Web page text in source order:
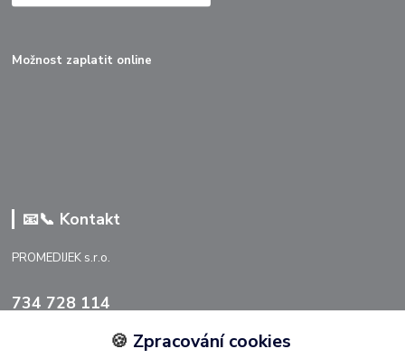
Možnost zaplatit online
📧📞 Kontakt
PROMEDIJEK s.r.o.
734 728 114
info@promedijek.cz
🍪 Zpracování cookies